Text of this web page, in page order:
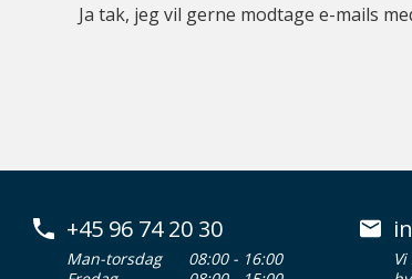
Ja tak, jeg vil gerne modtage e-mails
+45 96 74 20 30
Man-torsdag
08:00 - 16:00